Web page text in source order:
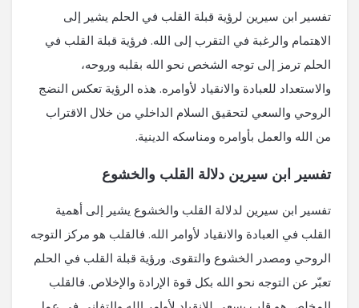
تفسير ابن سيرين لرؤية قبلة القلب في الحلم يشير إلى
الاهتمام والرغبة في التقرب إلى الله. فرؤية قبلة القلب في
الحلم ترمز إلى توجه الشخص نحو الله بقلبه وروحه،
والاستعداد للعبادة والانقياد لأوامره. هذه الرؤية تعكس النضج
الروحي والسعي لتحقيق السلام الداخلي من خلال الاقتراب
من الله والعمل بأوامره ومناسكه الدينية.
تفسير ابن سيرين دلالة القلب والخشوع
تفسير ابن سيرين لدلالة القلب والخشوع يشير إلى أهمية
القلب في العبادة والانقياد لأوامر الله. فالقلب هو مركز التوجه
الروحي ومصدر الخشوع والتقوى. ورؤية قبلة القلب في الحلم
تعبّر عن التوجه نحو الله بكل قوة الإرادة والإخلاص. فالقلب